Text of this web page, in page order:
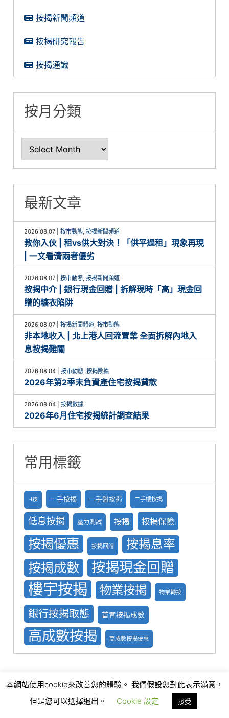
按揭新聞頻道
按揭研究報告
按揭通識
按月分類
最新文章
2026.08.07 |按市動態 ,按揭新聞頻道
教你入伙 | 租vs供大對決！「供平過租」現象再現
| 一文看清兩者優劣
2026.08.07 |按市動態 ,按揭新聞頻道
按揭中介 | 銀行現金回贈 | 拆解現時「高」現金回
贈的糖衣陷阱
2026.08.07 |按揭新聞頻道 ,按市動態
非本地收入 | 北上港人回流置業 全面拆解內地入
息按揭難關
2026.08.04 |按市動態 ,按揭數據
2026年第2季末負資產住宅按揭貸款
2026.08.04 |按揭數據
2026年6月住宅按揭統計調查結果
常用標籤
H按 一手按揭 一手盤按掲 二手樓按揭
低息按揭 壓力測試 按揭 按揭保險
按揭優惠 按揭回贈 按揭息率
按揭成數 按揭現金回贈
樓宇按揭 物業按揭 物業轉按
銀行按揭取態 首置按揭成數
高成數按揭 高成數按揭優惠
本網站使用cookie來改善您的體驗。 我們假設您對此表示滿意，
但是您可以選擇退出。
Cookie 設定 接受